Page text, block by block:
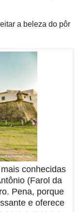
a beleza do pôr
conhecidas
(Farol da
Pena, porque
e oferece